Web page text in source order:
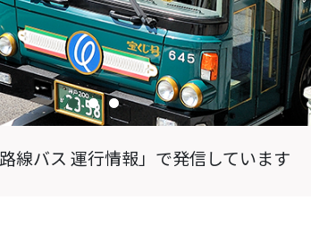
線バス 運行情報」で発信しています